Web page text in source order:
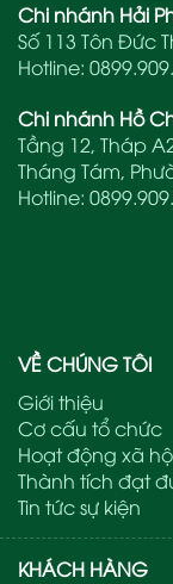
Chi nhánh Hải
Số 113 Tôn Đức
Hotline:
Chi nhánh Hồ
Tầng 12, Tháp
Tháng Tám,
Hotline:
VỀ CHÚNG TÔI
Giới thiệu
Cơ cấu tổ chức
Hoạt động xã
Thành tích đạt
Tin tức sự kiện
KHÁCH HÀNG